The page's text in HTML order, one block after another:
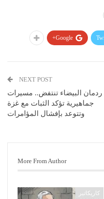
Google+
NEXT POST
ردمان البيضاء تنتفض.. مسيرات
جماهيرية تؤكد الثبات مع غزة
وتتوعد بإفشال المؤامرات
More From Author
كاريكاتير